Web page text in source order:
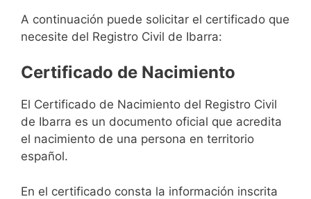
A continuación puede solicitar el certificado que
necesite del Registro Civil de Ibarra:
Certificado de Nacimiento
El Certificado de Nacimiento del Registro Civil
de Ibarra es un documento oficial que acredita
el nacimiento de una persona en territorio
español.
En el certificado consta la información inscrita